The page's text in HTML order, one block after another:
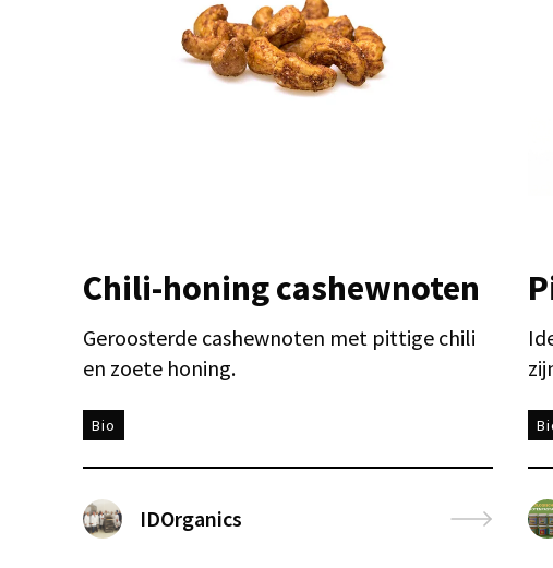
Chili-honing cashewnoten
Geroosterde cashewnoten met pittige chili
en zoete honing.
Bio
IDOrganics